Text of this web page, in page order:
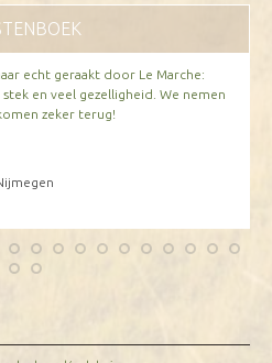
echt geraakt door Le Marche:
en veel gezelligheid. We nemen
zeker terug!